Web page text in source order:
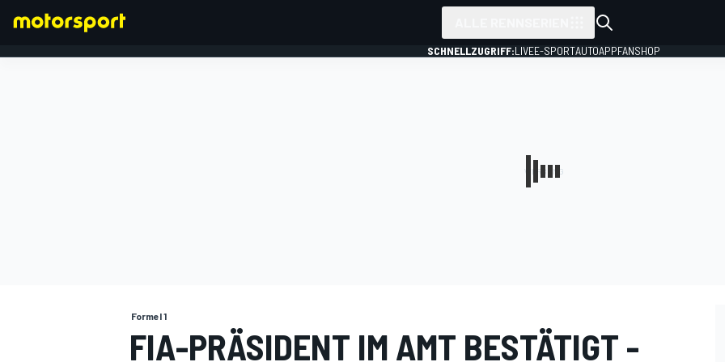
SCHNELLZUGRIFF:LIVEE-SPORTAUTOAPPFANSHOP
Formel 1
FIA-PRÄSIDENT IM AMT BESTÄTIGT -